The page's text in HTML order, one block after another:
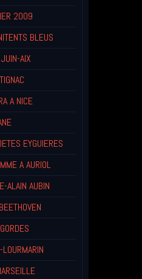
2009
BLEUS
AIX
A NICE
EYGUIERES
A AURIOL
ALAIN AUBIN